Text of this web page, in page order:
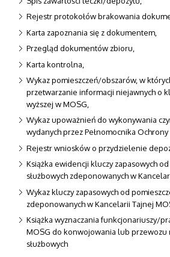
Rejestr protokołów brakowania
Karta zapoznania się z dokumentem,
Przegląd dokumentów zbioru,
Karta kontrolna,
Wykaz pomieszczeń/obszarów, w
przetwarzanie informacji niejawnych o
wyższej w MOSG,
Wykaz upoważnień do wykonywania
wydanych przez Pełnomocnika Ochrony
Rejestr wniosków o przydzielenie
Książka ewidencji kluczy zapasowych
służbowych zdeponowanych w
Wykaz kluczy zapasowych od
zdeponowanych w Kancelarii Tajnej
Książka wyznaczania funkcjonariuszy/
MOSG do konwojowania lub przewozu
służbowych